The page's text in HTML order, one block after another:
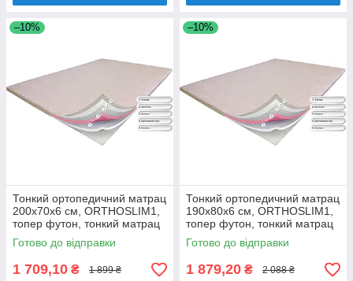
–10%
Тонкий ортопедичний матрац
200х70х6 см, ORTHOSLIM1,
топер футон, тонкий матрац
для дивана
Готово до відправки
1 709,10 ₴ 1 899 ₴
–10%
Тонкий ортопедичний матрац
190х80х6 см, ORTHOSLIM1,
топер футон, тонкий матрац
для дивана
Готово до відправки
1 879,20 ₴ 2 088 ₴